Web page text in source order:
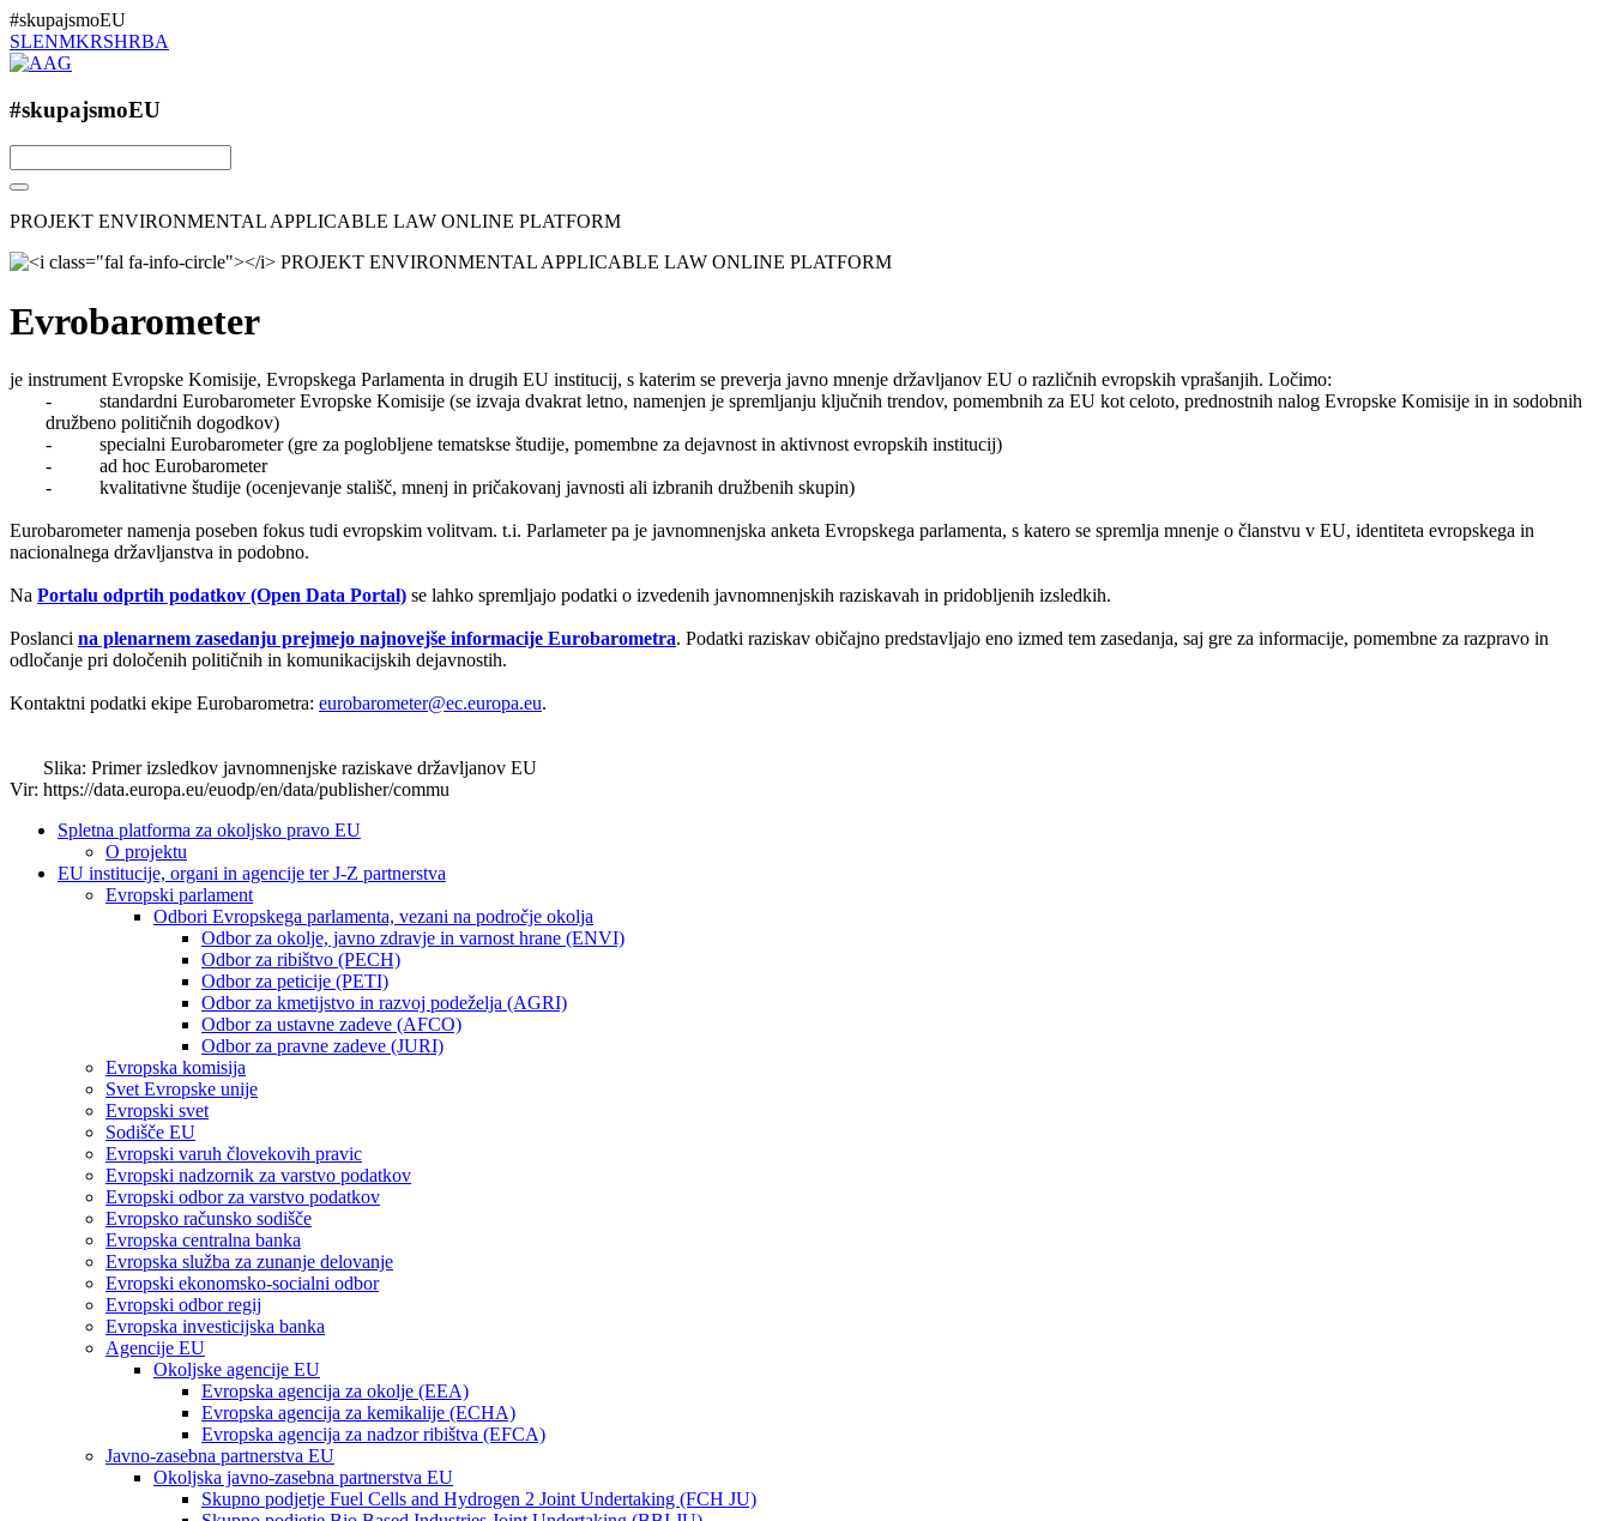
#skupajsmoEU
SLENMKRSHRBA
#skupajsmoEU
PROJEKT ENVIRONMENTAL APPLICABLE LAW ONLINE PLATFORM
Evrobarometer
je instrument Evropske Komisije, Evropskega Parlamenta in drugih EU institucij, s katerim se preverja javno mnenje državljanov EU o različnih evropskih vprašanjih. Ločimo:
- standardni Eurobarometer Evropske Komisije (se izvaja dvakrat letno, namenjen je spremljanju ključnih trendov, pomembnih za EU kot celoto, prednostnih nalog Evropske Komisije in in sodobnih
družbeno političnih dogodkov)
- specialni Eurobarometer (gre za poglobljene tematskse študije, pomembne za dejavnost in aktivnost evropskih institucij)
- ad hoc Eurobarometer
- kvalitativne študije (ocenjevanje stališč, mnenj in pričakovanj javnosti ali izbranih družbenih skupin)
Eurobarometer namenja poseben fokus tudi evropskim volitvam. t.i. Parlameter pa je javnomnenjska anketa Evropskega parlamenta, s katero se spremlja mnenje o članstvu v EU, identiteta evropskega in
nacionalnega državljanstva in podobno.
Na Portalu odprtih podatkov (Open Data Portal) se lahko spremljajo podatki o izvedenih javnomnenjskih raziskavah in pridobljenih izsledkih.
Poslanci na plenarnem zasedanju prejmejo najnovejše informacije Eurobarometra. Podatki raziskav običajno predstavljajo eno izmed tem zasedanja, saj gre za informacije, pomembne za razpravo in
odločanje pri določenih političnih in komunikacijskih dejavnostih.
Kontaktni podatki ekipe Eurobarometra: eurobarometer@ec.europa.eu.
Slika: Primer izsledkov javnomnenjske raziskave državljanov EU
Vir: https://data.europa.eu/euodp/en/data/publisher/commu
Spletna platforma za okoljsko pravo EU
O projektu
EU institucije, organi in agencije ter J-Z partnerstva
Evropski parlament
Odbori Evropskega parlamenta, vezani na področje okolja
Odbor za okolje, javno zdravje in varnost hrane (ENVI)
Odbor za ribištvo (PECH)
Odbor za peticije (PETI)
Odbor za kmetijstvo in razvoj podeželja (AGRI)
Odbor za ustavne zadeve (AFCO)
Odbor za pravne zadeve (JURI)
Evropska komisija
Svet Evropske unije
Evropski svet
Sodišče EU
Evropski varuh človekovih pravic
Evropski nadzornik za varstvo podatkov
Evropski odbor za varstvo podatkov
Evropsko računsko sodišče
Evropska centralna banka
Evropska služba za zunanje delovanje
Evropski ekonomsko-socialni odbor
Evropski odbor regij
Evropska investicijska banka
Agencije EU
Okoljske agencije EU
Evropska agencija za okolje (EEA)
Evropska agencija za kemikalije (ECHA)
Evropska agencija za nadzor ribištva (EFCA)
Javno-zasebna partnerstva EU
Okoljska javno-zasebna partnerstva EU
Skupno podjetje Fuel Cells and Hydrogen 2 Joint Undertaking (FCH JU)